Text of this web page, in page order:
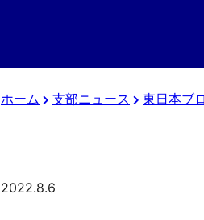
ホーム 支部ニュース 東日本ブ
2022.8.6